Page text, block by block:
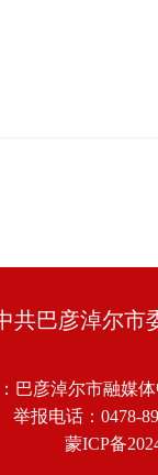
共巴彦淖尔市
巴彦淖尔市融媒
举报电话：0478-
蒙ICP备